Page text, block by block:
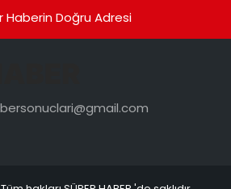
Haberin Doğru Adresi